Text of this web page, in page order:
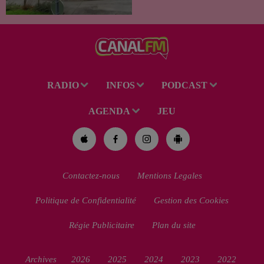
de 38 ans a été mis en examen
pour homicide...
RADIO INFOS PODCAST
AGENDA JEU
Contactez-nous Mentions Legales
Politique de Confidentialité Gestion des Cookies
Régie Publicitaire Plan du site
Archives 2026 2025 2024 2023 2022